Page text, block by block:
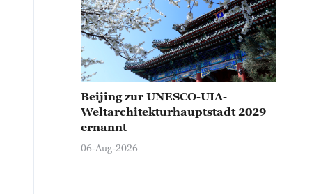
Beijing zur UNESCO-UIA-
Weltarchitekturhauptstadt 2029
ernannt
06-Aug-2026